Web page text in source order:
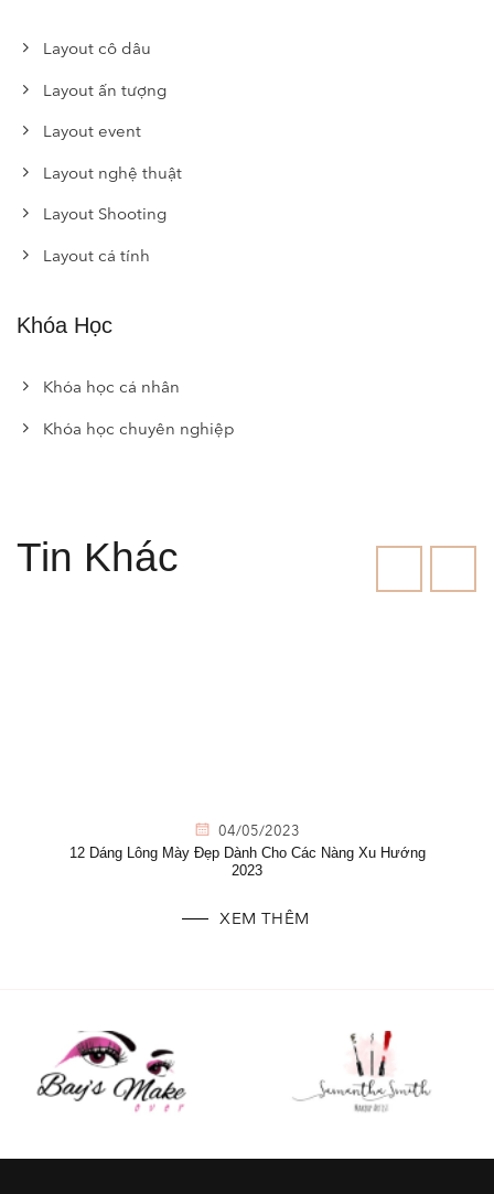
Layout cô dâu
Layout ấn tượng
Layout event
Layout nghệ thuật
Layout Shooting
Layout cá tính
Khóa Học
Khóa học cá nhân
Khóa học chuyên nghiệp
Tin Khác
04/05/2023
12 Dáng Lông Mày Đẹp Dành Cho Các Nàng Xu Hướng
2023
XEM THÊM